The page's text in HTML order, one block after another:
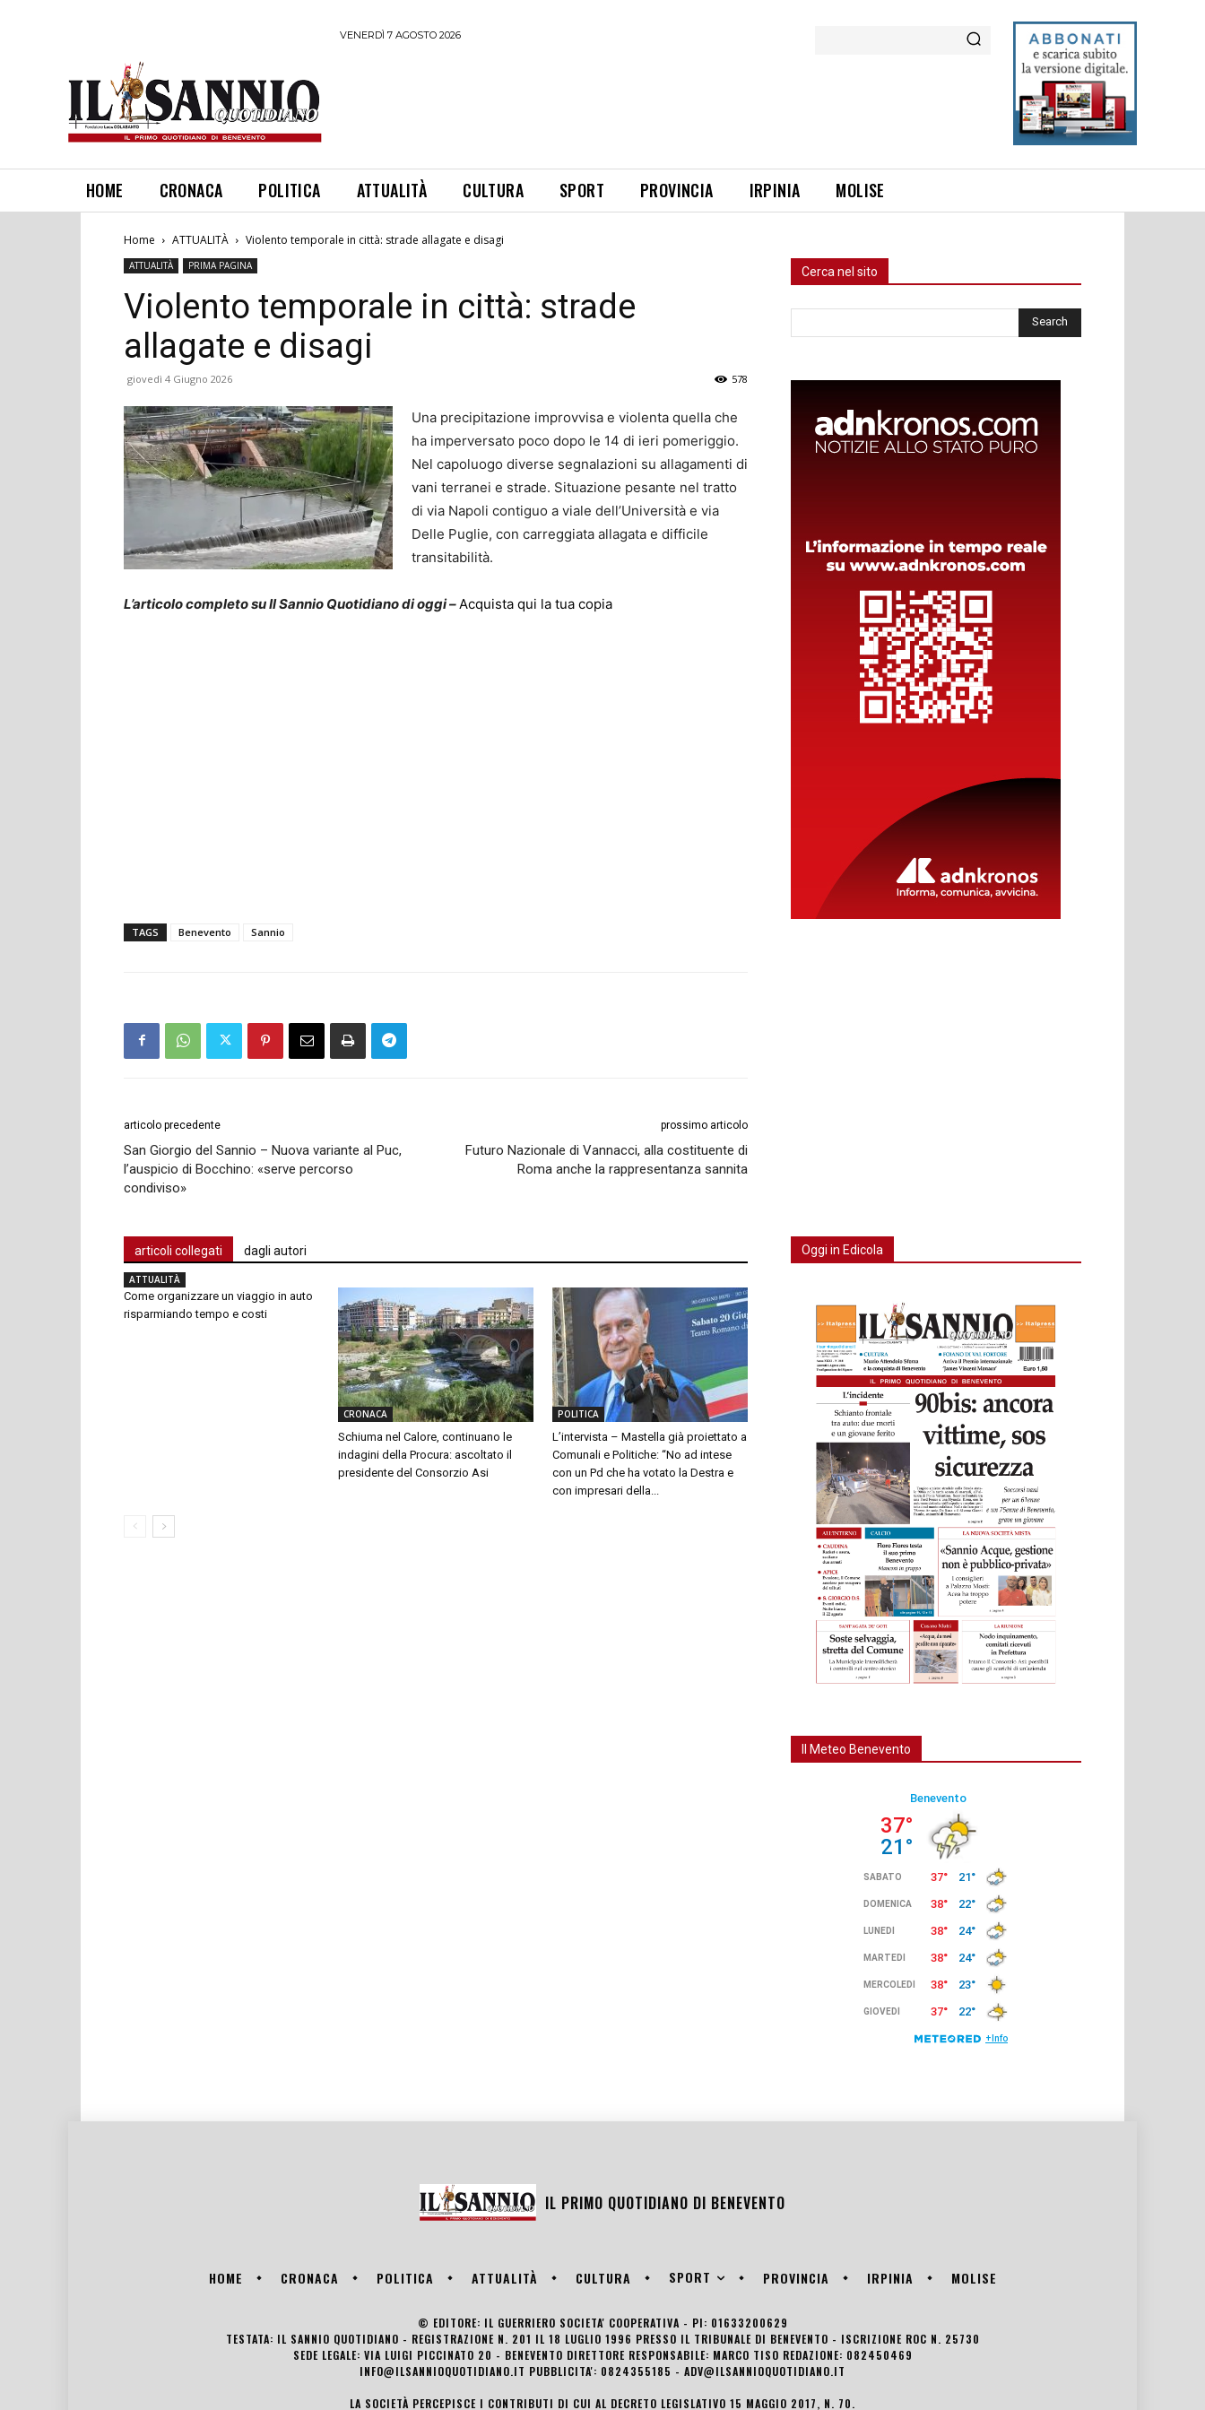
VENERDÌ 7 AGOSTO 2026
HOME CRONACA POLITICA ATTUALITÀ CULTURA SPORT PROVINCIA IRPINIA MOLISE
Home ATTUALITÀ Violento temporale in città: strade allagate e disagi
ATTUALITÀ PRIMA PAGINA
Violento temporale in città: strade
allagate e disagi
giovedì 4 Giugno 2026 578
Una precipitazione improvvisa e violenta quella che
ha imperversato poco dopo le 14 di ieri pomeriggio.
Nel capoluogo diverse segnalazioni su allagamenti di
vani terranei e strade. Situazione pesante nel tratto
di via Napoli contiguo a viale dell’Università e via
Delle Puglie, con carreggiata allagata e difficile
transitabilità.
L’articolo completo su Il Sannio Quotidiano di oggi – Acquista qui la tua copia
TAGS Benevento Sannio
articolo precedente
San Giorgio del Sannio – Nuova variante al Puc,
l’auspicio di Bocchino: «serve percorso
condiviso»
prossimo articolo
Futuro Nazionale di Vannacci, alla costituente di
Roma anche la rappresentanza sannita
articoli collegati dagli autori
ATTUALITÀ
Come organizzare un viaggio in auto
risparmiando tempo e costi
CRONACA
Schiuma nel Calore, continuano le
indagini della Procura: ascoltato il
presidente del Consorzio Asi
POLITICA
L’intervista – Mastella già proiettato a
Comunali e Politiche: “No ad intese
con un Pd che ha votato la Destra e
con impresari della...
Cerca nel sito
Oggi in Edicola
Il Meteo Benevento
IL PRIMO QUOTIDIANO DI BENEVENTO
HOME CRONACA POLITICA ATTUALITÀ CULTURA SPORT PROVINCIA IRPINIA MOLISE
© EDITORE: IL GUERRIERO SOCIETA' COOPERATIVA - PI: 01633200629
TESTATA: IL SANNIO QUOTIDIANO - REGISTRAZIONE N. 201 IL 18 LUGLIO 1996 PRESSO IL TRIBUNALE DI BENEVENTO - ISCRIZIONE ROC N. 25730
SEDE LEGALE: VIA LUIGI PICCINATO 20 - BENEVENTO DIRETTORE RESPONSABILE: MARCO TISO REDAZIONE: 082450469
INFO@ILSANNIOQUOTIDIANO.IT PUBBLICITA': 0824355185 - ADV@ILSANNIOQUOTIDIANO.IT
LA SOCIETÀ PERCEPISCE I CONTRIBUTI DI CUI AL DECRETO LEGISLATIVO 15 MAGGIO 2017, N. 70.